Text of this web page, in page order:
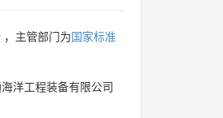
主管部门为国家标准
洋工程装备有限公司